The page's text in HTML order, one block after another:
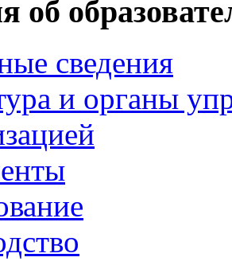
об
сведения
и органы